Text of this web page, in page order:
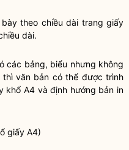
theo chiều dài trang giấy
dài.
các bảng, biểu nhưng không
văn bản có thể được trình
khổ A4 và định hướng bản in
giấy A4)